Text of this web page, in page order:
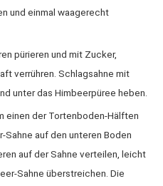
verrühren. Schlagsahne mit
unter das Himbeerpüree heben.
auf den unteren Boden
auf der Sahne verteilen, leicht
Sahne überstreichen. Die